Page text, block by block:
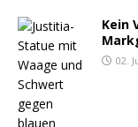
Kein
02.